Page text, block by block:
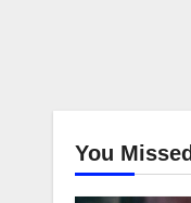
You Missed